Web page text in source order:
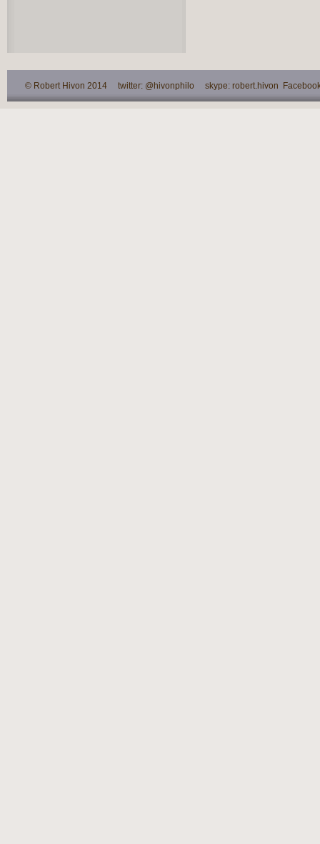
© Robert Hivon 2014 twitter: @hivonphilo skype: robert.hivon